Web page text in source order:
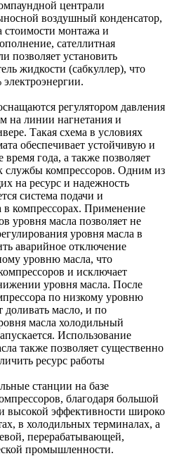
централи
воздушный конденсатор,
стоимости монтажа и
сателлитная
позволяет установить
жидкости (сабкуллер), что
регулятором давления
на линии нагнетания и
Такая схема в условиях
обеспечивает устойчивую и
время года, а также позволяет
службы компрессоров. Одним из
на ресурс и надежность
система подачи и
в компрессорах. Применение
уровня масла позволяет не
уровня масла в
аварийное отключение
уровню масла, что
и исключает
уровня масла. После
по низкому уровню
доливать масло, и по
масла холодильный
Использование
также позволяет существенно
ресурс работы
станции на базе
благодаря большой
высокой эффективности широко
в холодильных терминалах, а
перерабатывающей,
промышленности.